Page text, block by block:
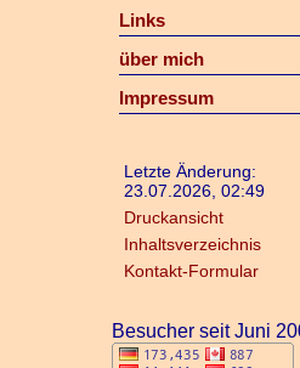
Links
über mich
Impressum
Letzte Änderung:
23.07.2026, 02:49
Druckansicht
Inhaltsverzeichnis
Kontakt-Formular
Besucher seit Juni